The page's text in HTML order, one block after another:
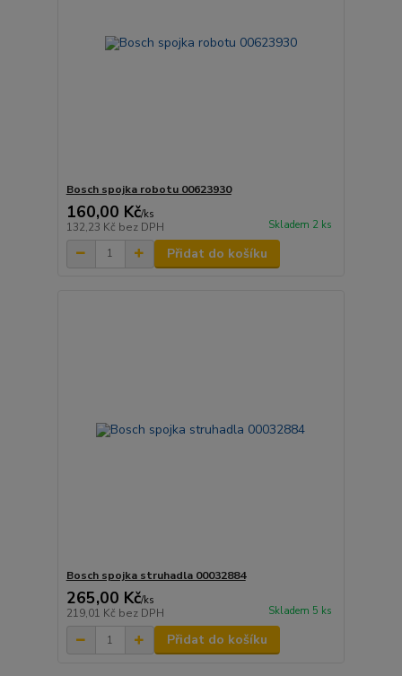
Bosch spojka robotu 00623930
160,00 Kč/ks
132,23 Kč bez DPH Skladem 2 ks
Přidat do košíku
Bosch spojka struhadla 00032884
265,00 Kč/ks
219,01 Kč bez DPH Skladem 5 ks
Přidat do košíku